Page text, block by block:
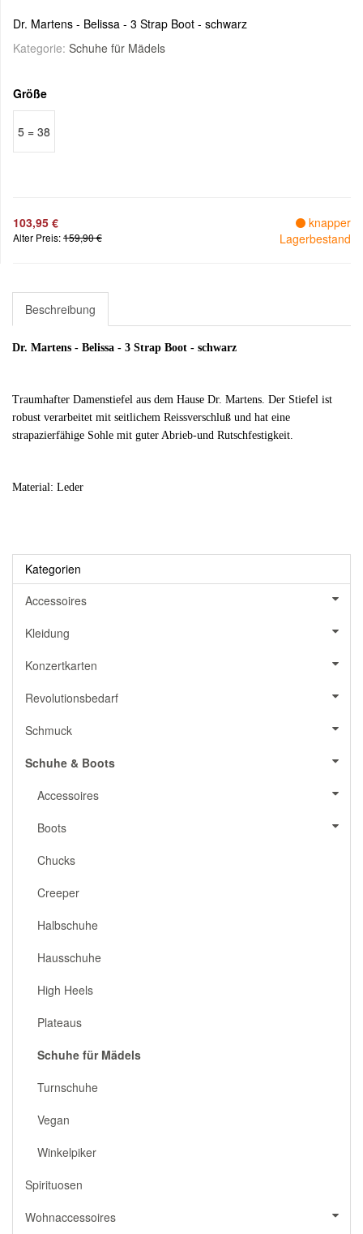
Dr. Martens - Belissa - 3 Strap Boot - schwarz
Kategorie: Schuhe für Mädels
Größe
5 = 38
103,95 €
Alter Preis:159,90 €
knapper
Lagerbestand
Beschreibung
Dr. Martens - Belissa - 3 Strap Boot - schwarz
Traumhafter Damenstiefel aus dem Hause Dr. Martens. Der Stiefel ist
robust verarbeitet mit seitlichem Reissverschluß und hat eine
strapazierfähige Sohle mit guter Abrieb-und Rutschfestigkeit.
Material: Leder
Kategorien
Accessoires
Kleidung
Konzertkarten
Revolutionsbedarf
Schmuck
Schuhe & Boots
Accessoires
Boots
Chucks
Creeper
Halbschuhe
Hausschuhe
High Heels
Plateaus
Schuhe für Mädels
Turnschuhe
Vegan
Winkelpiker
Spirituosen
Wohnaccessoires